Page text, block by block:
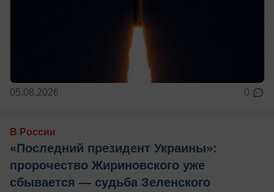
05.08.2026 0
В России
«Последний президент Украины»:
пророчество Жириновского уже
сбывается — судьба Зеленского